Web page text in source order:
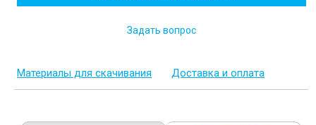
Задать вопрос
Материалы для скачивания Доставка и оплата